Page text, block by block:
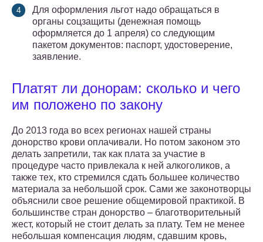
Для оформления льгот надо обращаться в
органы соцзащиты (денежная помощь
оформляется до 1 апреля) со следующим
пакетом документов: паспорт, удостоверение,
заявление.
Платят ли донорам: сколько и чего
им положено по закону
До 2013 года во всех регионах нашей страны
донорство крови оплачивали. Но потом законом это
делать запретили, так как плата за участие в
процедуре часто привлекала к ней алкоголиков, а
также тех, кто стремился сдать большее количество
материала за небольшой срок. Сами же законотворцы
объяснили свое решение общемировой практикой. В
большинстве стран донорство – благотворительный
жест, который не стоит делать за плату. Тем не менее
небольшая компенсация людям, сдавшим кровь,